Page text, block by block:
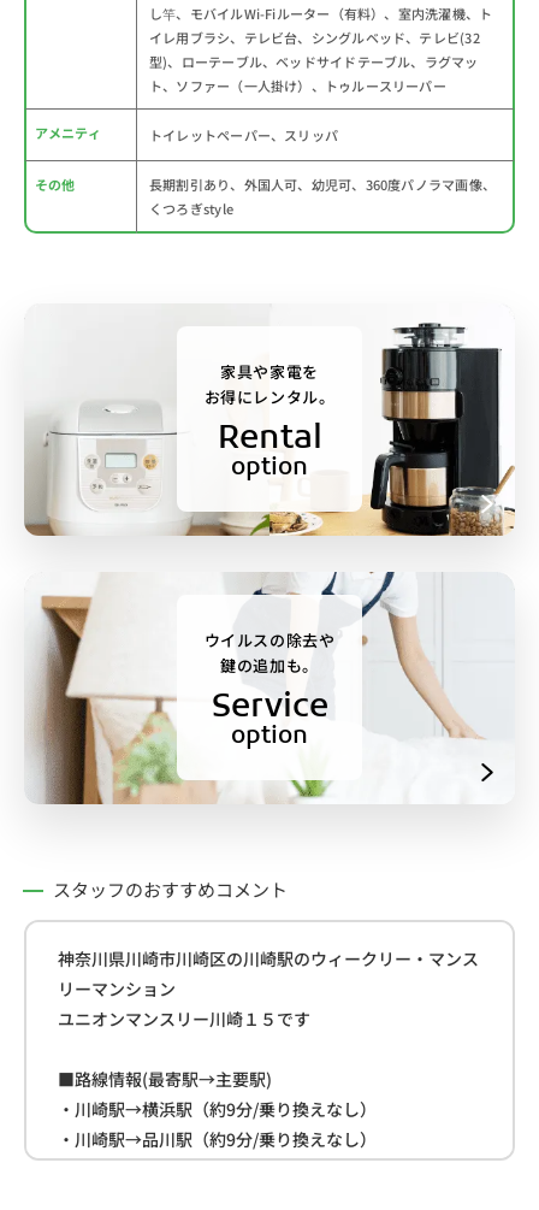
し竿、モバイルWi-Fiルーター（有料）、室内洗濯機、ト
イレ用ブラシ、テレビ台、シングルベッド、テレビ(32
型)、ローテーブル、ベッドサイドテーブル、ラグマッ
ト、ソファー（一人掛け）、トゥルースリーパー
アメニティ トイレットペーパー、スリッパ
その他
長期割引あり、外国人可、幼児可、360度パノラマ画像、
くつろぎstyle
家具や家電を
お得にレンタル。
Rental
option
ウイルスの除去や
鍵の追加も。
Service
option
スタッフのおすすめコメント
神奈川県川崎市川崎区の川崎駅のウィークリー・マンス
リーマンション
ユニオンマンスリー川崎１５です
■路線情報(最寄駅→主要駅)
・川崎駅→横浜駅（約9分/乗り換えなし）
・川崎駅→品川駅（約9分/乗り換えなし）
・川崎駅→東京駅（約19分/乗り換えなし）